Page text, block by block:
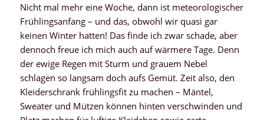
Nicht mal mehr eine Woche, dann ist meteorologischer
Frühlingsanfang – und das, obwohl wir quasi gar
keinen Winter hatten! Das finde ich zwar schade, aber
dennoch freue ich mich auch auf wärmere Tage. Denn
der ewige Regen mit Sturm und grauem Nebel
schlagen so langsam doch aufs Gemüt. Zeit also, den
Kleiderschrank frühlingsfit zu machen – Mäntel,
Sweater und Mützen können hinten verschwinden und